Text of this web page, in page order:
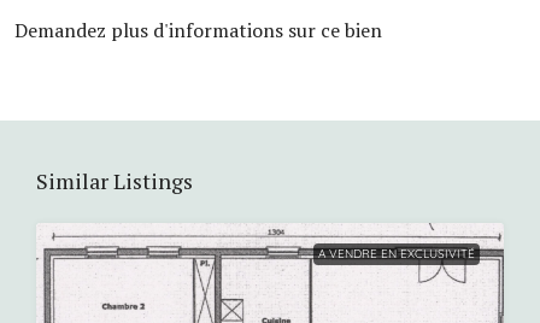
Demandez plus d'informations sur ce bien
Similar Listings
A VENDRE EN EXCLUSIVITÉ